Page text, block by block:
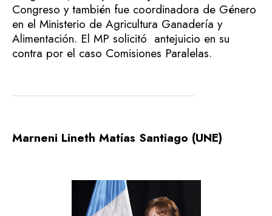
Congreso y también fue coordinadora de Género
en el Ministerio de Agricultura Ganadería y
Alimentación. El MP solicitó antejuicio en su
contra por el caso Comisiones Paralelas.
Marneni Lineth Matías Santiago (UNE)